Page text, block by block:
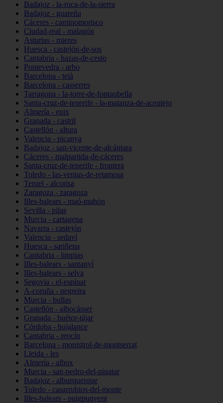
Badajoz - la-roca-de-la-sierra
Badajoz - guareña
Cáceres - caminomorisco
Ciudad-real - malagón
Asturias - mieres
Huesca - castejón-de-sos
Cantabria - hazas-de-cesto
Pontevedra - arbo
Barcelona - teià
Barcelona - casserres
Tarragona - la-torre-de-fontaubella
Santa-cruz-de-tenerife - la-matanza-de-acentejo
Almería - enix
Granada - castril
Castellón - altura
Valencia - picanya
Badajoz - san-vicente-de-alcántara
Cáceres - malpartida-de-cáceres
Santa-cruz-de-tenerife - frontera
Toledo - las-ventas-de-retamosa
Teruel - alcorisa
Zaragoza - zaragoza
Illes-balears - maó-mahón
Sevilla - pilas
Murcia - cartagena
Navarra - castejón
Valencia - sedaví
Huesca - sariñena
Cantabria - limpias
Illes-balears - santanyí
Illes-balears - selva
Segovia - el-espinar
A-coruña - negreira
Murcia - bullas
Castellón - albocàsser
Granada - huétor-tájar
Córdoba - bujalance
Cantabria - reocín
Barcelona - monistrol-de-montserrat
Lleida - les
Almería - albox
Murcia - san-pedro-del-pinatar
Badajoz - alburquerque
Toledo - casarrubios-del-monte
Illes-balears - puigpunyent